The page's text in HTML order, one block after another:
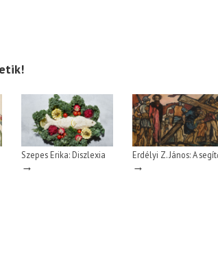
Szepes Erika: Diszlexia
→
Erdélyi Z. János: A
→